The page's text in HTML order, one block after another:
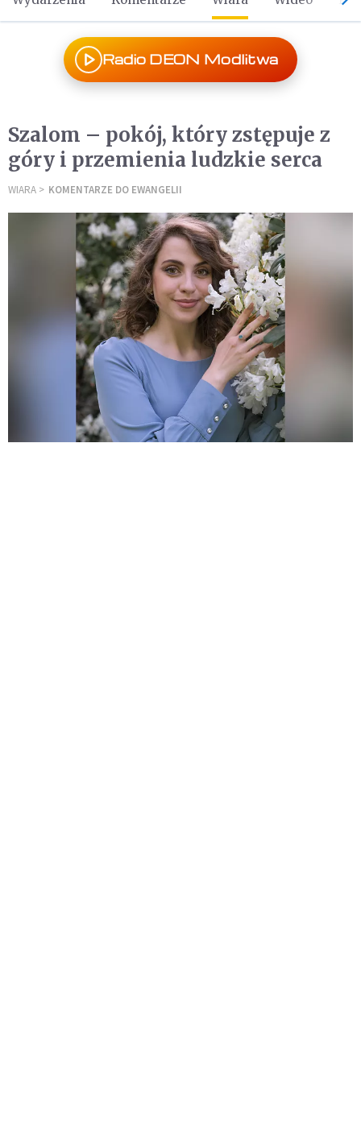
Radio DEON Modlitwa
Szalom – pokój, który zstępuje z
góry i przemienia ludzkie serca
WIARA KOMENTARZE DO EWANGELII